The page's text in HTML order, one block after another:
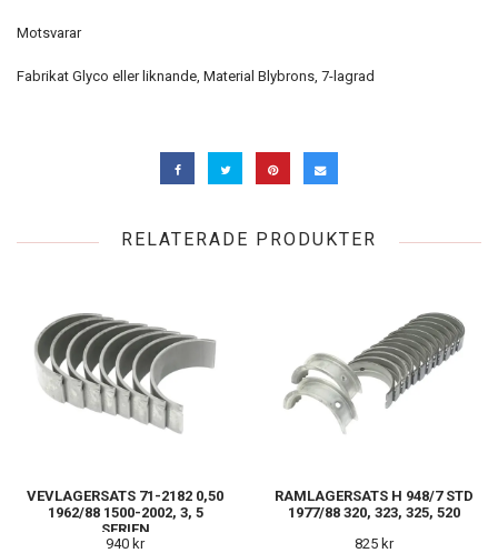
Motsvarar
Fabrikat Glyco eller liknande, Material Blybrons, 7-lagrad
RELATERADE PRODUKTER
VEVLAGERSATS 71-2182 0,50
1962/88 1500-2002, 3, 5
SERIEN
940 kr
RAMLAGERSATS H 948/7 STD
1977/88 320, 323, 325, 520
825 kr